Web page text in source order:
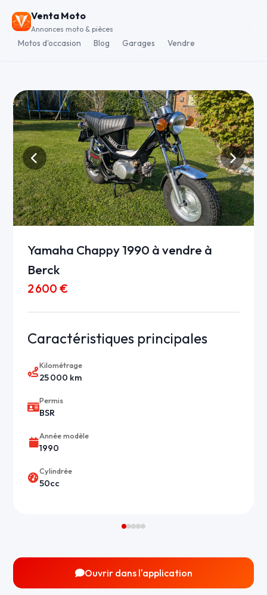
Venta Moto
Annonces moto & pièces
Motos d'occasion Blog Garages Vendre
Yamaha Chappy 1990 à vendre à
Berck
2 600 €
Caractéristiques principales
Kilométrage
25 000 km
Permis
BSR
Année modèle
1990
Cylindrée
50cc
Ouvrir dans l'application